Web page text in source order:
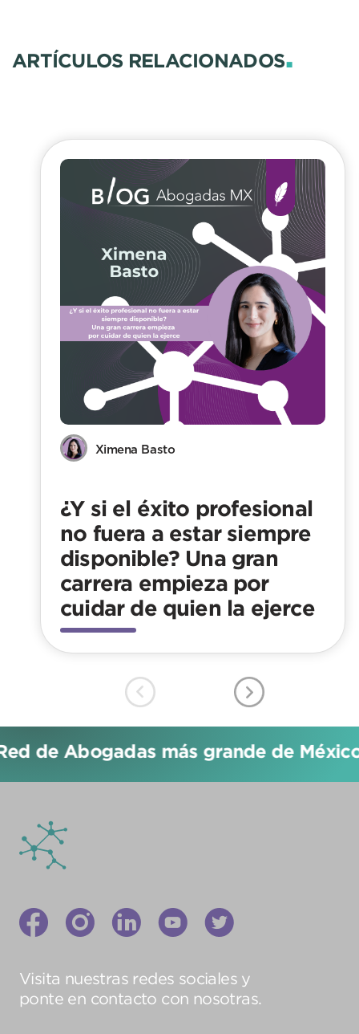
ARTÍCULOS RELACIONADOS.
Ximena Basto
¿Y si el éxito profesional
no fuera a estar siempre
disponible? Una gran
carrera empieza por
cuidar de quien la ejerce
de Abogadas más grande de México!
Visita nuestras redes sociales y
ponte en contacto con nosotras.